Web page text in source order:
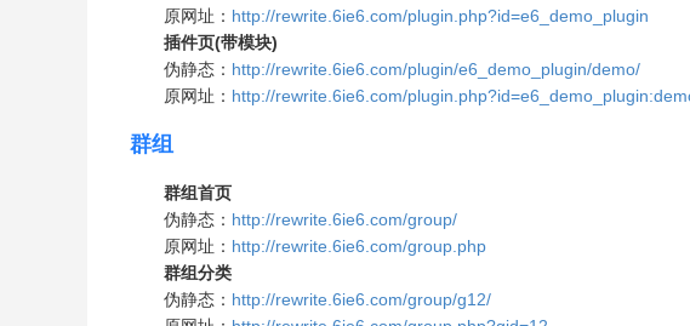
原网址： http://rewrite.6ie6.com/plugin.php?id=e6_demo_plugin
插件页(带模块)
伪静态： http://rewrite.6ie6.com/plugin/e6_demo_plugin/demo/
原网址： http://rewrite.6ie6.com/
群组
群组首页
伪静态： http://rewrite.6ie6.com/group/
原网址： http://rewrite.6ie6.com/group.php
群组分类
伪静态： http://rewrite.6ie6.com/group/g12/